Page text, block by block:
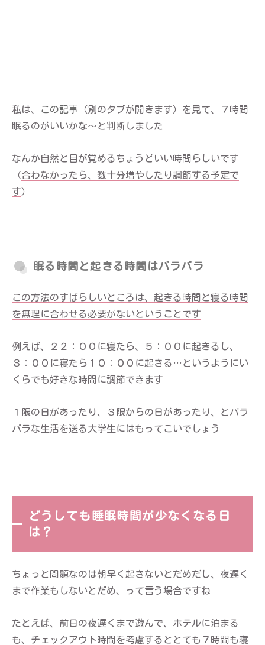
私は、 この記事 （別のタブが開きます）を見て、７時間
眠るのがいいかな〜と判断しました
なんか自然と目が覚めるちょうどいい時間らしいです
（合わなかったら、数十分増やしたり調節する予定で
す）
眠る時間と起きる時間はバラバラ
この方法のすばらしいところは、起きる時間と寝る時間
を無理に合わせる必要がないということです
例えば、２２：００に寝たら、５：００に起きるし、
３：００に寝たら１０：００に起きる…というようにい
くらでも好きな時間に調節できます
１限の日があったり、３限からの日があったり、とバラ
バラな生活を送る大学生にはもってこいでしょう
どうしても睡眠時間が少なくなる日
は？
ちょっと問題なのは朝早く起きないとだめだし、夜遅く
まで作業もしないとだめ、って言う場合ですね
たとえば、前日の夜遅くまで遊んで、ホテルに泊まる
も、チェックアウト時間を考慮するととても７時間も寝